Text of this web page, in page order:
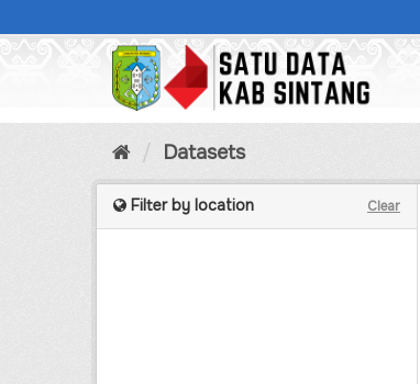
to
Datasets
Filter by location Clear